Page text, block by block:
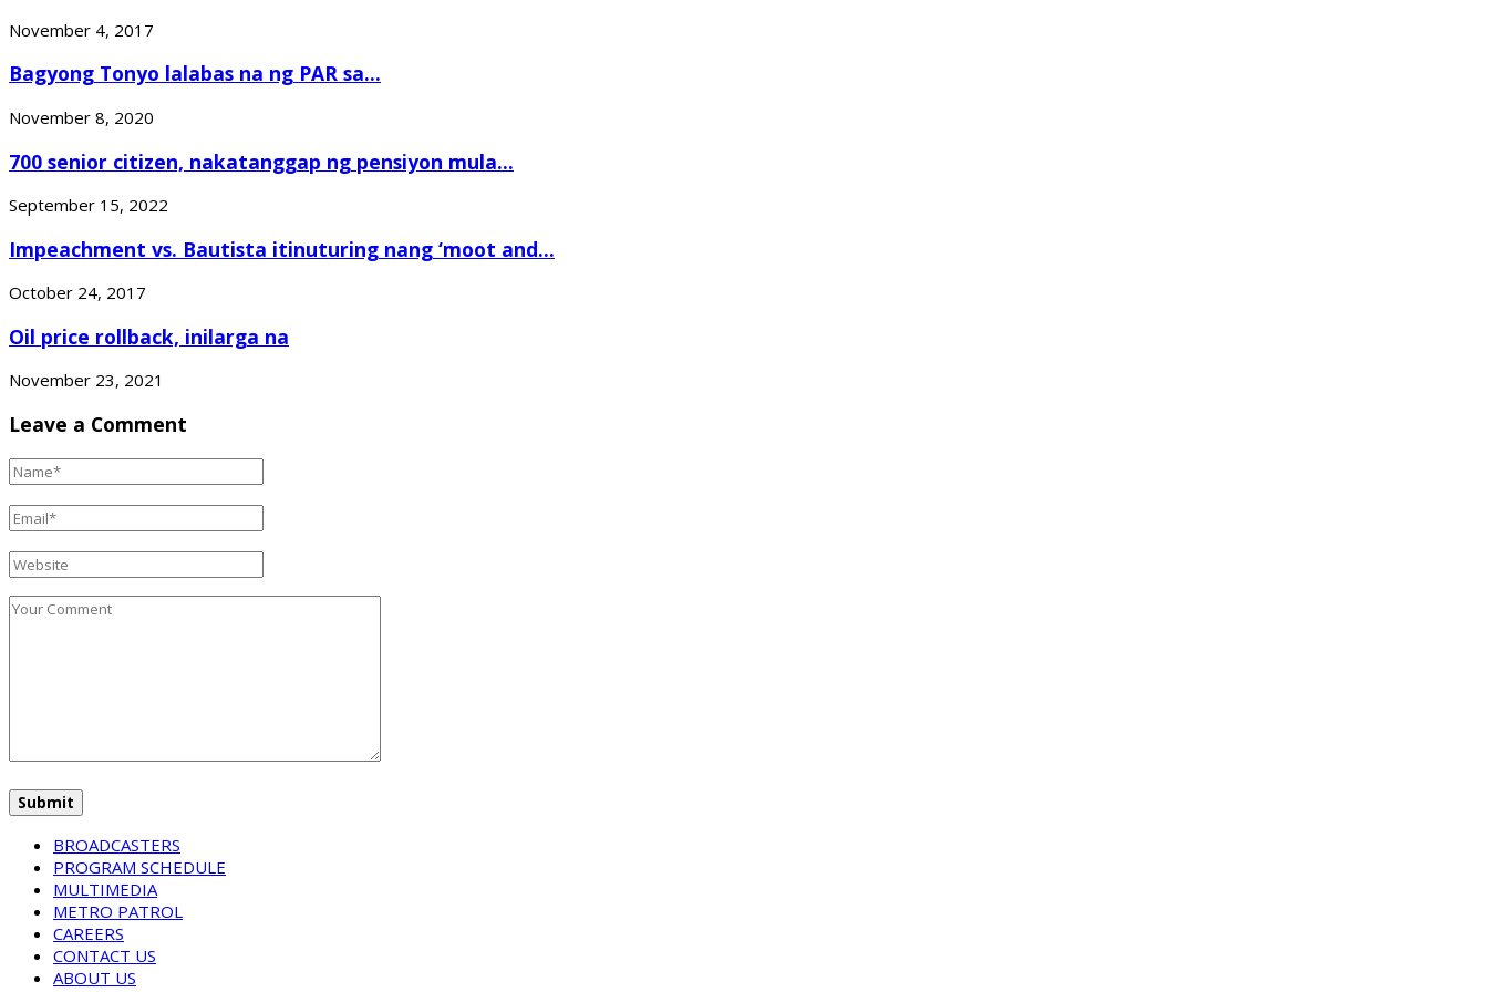
November 4, 2017
Bagyong Tonyo lalabas na ng PAR sa...
November 8, 2020
700 senior citizen, nakatanggap ng pensiyon mula...
September 15, 2022
Impeachment vs. Bautista itinuturing nang ‘moot and...
October 24, 2017
Oil price rollback, inilarga na
November 23, 2021
Leave a Comment
BROADCASTERS
PROGRAM SCHEDULE
MULTIMEDIA
METRO PATROL
CAREERS
CONTACT US
ABOUT US